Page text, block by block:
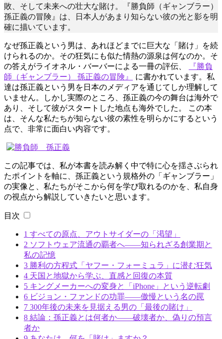
敗、そして未来への壮大な賭け。『勝負師（ギャンブラー）
孫正義の冒険』は、日本人があまり知らない彼の光と影を明
確に描いています。
なぜ孫正義という男は、あれほどまでに巨大な「賭け」を続
けられるのか。その狂気にも似た情熱の源泉は何なのか。そ
の答えがライオネル・バーバーによる一冊の評伝、
『勝負
師（ギャンブラー） 孫正義の冒険』
に書かれています。私
達は孫正義という男を日本のメディアを通じてしか理解して
いません。しかし実際のところ、孫正義の今の舞台は海外で
あり、そして彼がスタートした地点も海外でした。 この本
は、そんな私たちが知らない彼の素性を明らかにするという
点で、非常に面白い内容です。
この記事では、私が本書を読み解く中で特に心を揺さぶられ
たポイントを軸に、孫正義という規格外の「ギャンブラー」
の実像と、私たちがそこから何を学び取れるのかを、私自身
の視点から解説していきたいと思います。
目次
1 すべての原点、アウトサイダーの「渇望」
2 ソフトウェア流通の覇者へ――知られざる創業期と
私の記憶
3 勝利の方程式「ヤフー・フォーミュラ」に潜む狂気
4 天国と地獄から学ぶ、直感と回復の本質
5 キングメーカーへの変身と「iPhone」という逆転劇
6 ビジョン・ファンドの功罪――傲慢という名の罠
7 300年後の未来を見据える男の「最後の賭け」
8 結論：孫正義とは何者か――破壊者か、偽りの預言
者か